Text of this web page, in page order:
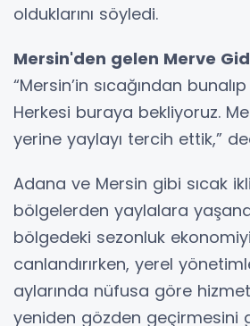
olduklarını söyledi.
Mersin'den gelen Merve
“Mersin’in sıcağından
Herkesi buraya bekliyoruz.
yerine yaylayı tercih ettik,”
Adana ve Mersin gibi sıcak
bölgelerden yaylalara
bölgedeki sezonluk
canlandırırken, yerel
aylarında nüfusa göre
yeniden gözden geçirmesini